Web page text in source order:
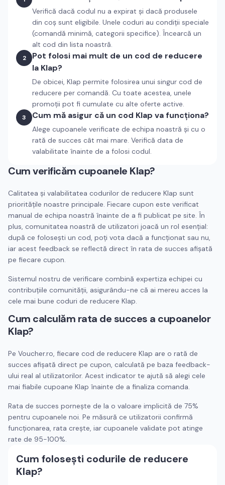
Verifică dacă codul nu a expirat și dacă produsele
din coș sunt eligibile. Unele coduri au condiții speciale
(comandă minimă, categorii specifice). Încearcă un
alt cod din lista noastră.
2
Pot folosi mai mult de un cod de reducere
la Klap?
De obicei, Klap permite folosirea unui singur cod de
reducere per comandă. Cu toate acestea, unele
promoții pot fi cumulate cu alte oferte active.
3 Cum mă asigur că un cod Klap va funcționa?
Alege cupoanele verificate de echipa noastră și cu o
rată de succes cât mai mare. Verifică data de
valabilitate înainte de a folosi codul.
Cum verificăm cupoanele Klap?
Calitatea și valabilitatea codurilor de reducere Klap sunt
prioritățile noastre principale. Fiecare cupon este verificat
manual de echipa noastră înainte de a fi publicat pe site. În
plus, comunitatea noastră de utilizatori joacă un rol esențial:
după ce folosești un cod, poți vota dacă a funcționat sau nu,
iar acest feedback se reflectă direct în rata de succes afișată
pe fiecare cupon.
Sistemul nostru de verificare combină expertiza echipei cu
contribuțiile comunității, asigurându-ne că ai mereu acces la
cele mai bune coduri de reducere Klap.
Cum calculăm rata de succes a cupoanelor
Klap?
Pe Voucher.ro, fiecare cod de reducere Klap are o rată de
succes afișată direct pe cupon, calculată pe baza feedback-
ului real al utilizatorilor. Acest indicator te ajută să alegi cele
mai fiabile cupoane Klap înainte de a finaliza comanda.
Rata de succes pornește de la o valoare implicită de 75%
pentru cupoanele noi. Pe măsură ce utilizatorii confirmă
funcționarea, rata crește, iar cupoanele validate pot atinge
rate de 95-100%.
Cum folosești codurile de reducere
Klap?